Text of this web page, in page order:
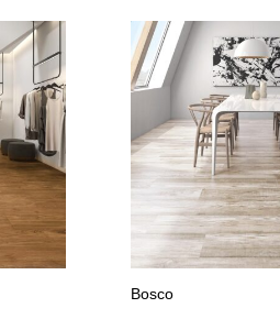
Bosco